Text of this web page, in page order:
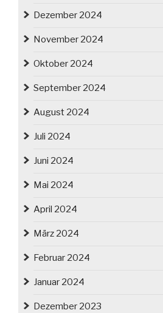
Dezember 2024
November 2024
Oktober 2024
September 2024
August 2024
Juli 2024
Juni 2024
Mai 2024
April 2024
März 2024
Februar 2024
Januar 2024
Dezember 2023